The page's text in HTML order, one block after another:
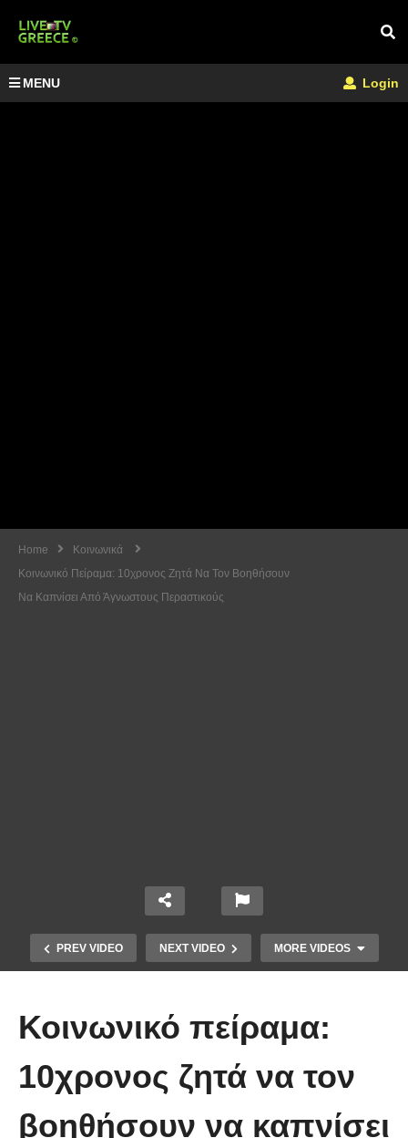
MENU Login
Home
Κοινωνικά
Κοινωνικό Πείραμα: 10χρονος Ζητά Να Τον Βοηθήσουν
Να Καπνίσει Από Άγνωστους Περαστικούς
PREV VIDEO NEXT VIDEO MORE VIDEOS
Ένα ζευγάρι τον πρώτο χρόνο VS
Κοινωνικό πείραμα:
10χρονος ζητά να τον
βοηθήσουν να καπνίσει